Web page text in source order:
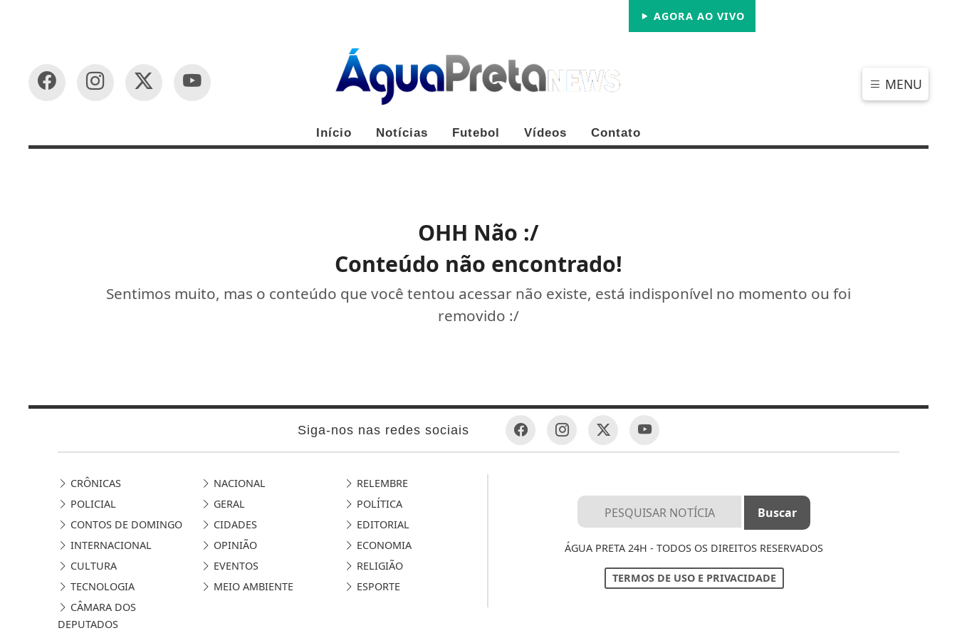
AGORA AO VIVO
MENU
Início Notícias Futebol Vídeos Contato
OHH Não :/
Conteúdo não encontrado!
Sentimos muito, mas o conteúdo que você tentou acessar não existe, está indisponível no momento ou foi
removido :/
Siga-nos nas redes sociais
CRÔNICAS NACIONAL
RELEMBRE
POLICIAL
GERAL
POLÍTICA
CONTOS DE DOMINGO
CIDADES
EDITORIAL
INTERNACIONAL
OPINIÃO
ECONOMIA
CULTURA
EVENTOS
RELIGIÃO
TECNOLOGIA
MEIO AMBIENTE
ESPORTE
CÂMARA DOS
DEPUTADOS
ÁGUA PRETA 24H - TODOS OS DIREITOS RESERVADOS
TERMOS DE USO E PRIVACIDADE